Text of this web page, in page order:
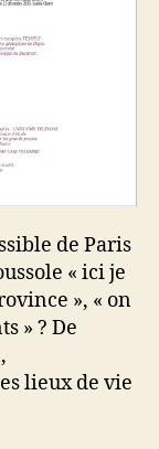
de Paris
« ici je
», « on
» ? De
lieux de vie